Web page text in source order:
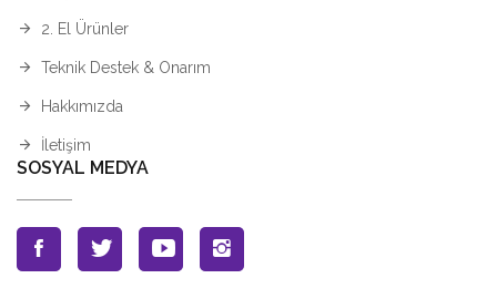
2. El Ürünler
Teknik Destek & Onarım
Hakkımızda
İletişim
SOSYAL MEDYA